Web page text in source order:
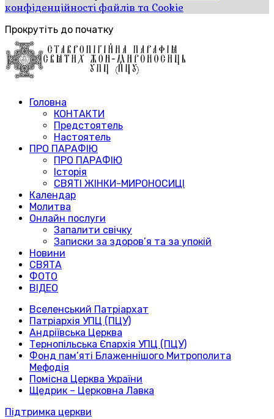
конфіденційності файлів та Cookie
Прокрутіть до початку
Головна
КОНТАКТИ
Предстоятель
Настоятель
ПРО ПАРАФІЮ
ПРО ПАРАФІЮ
Історія
СВЯТІ ЖІНКИ-МИРОНОСИЦІ
Календар
Молитва
Онлайн послуги
Запалити свічку
Записки за здоров’я та за упокій
Новини
СВЯТА
ФОТО
ВІДЕО
Вселенський Патріархат
Патріархія УПЦ (ПЦУ)
Андріївська Церква
Тернопільська Єпархія УПЦ (ПЦУ)
Фонд пам’яті Блаженнішого Митрополита
Мефодія
Помісна Церква України
Щедрик – Церковна Лавка
Підтримка церкви